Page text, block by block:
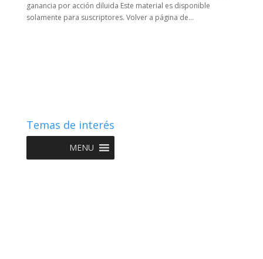
ganancia por acción diluida Este material es disponible
solamente para suscriptores. Volver a página de...
Temas de interés
MENU